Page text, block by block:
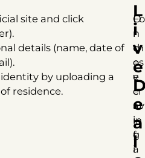
site and click
details (name, date of
identity by uploading a
residence.
O
n
c
e
v
e
r
i
f
i
L
i
v
e
e
a
l
Fo
r
th
os
e
cr
av
in
g
a